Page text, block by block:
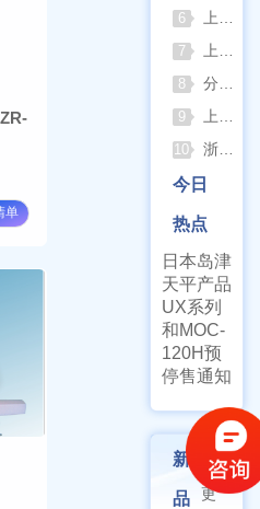
单
6 上海仪电吸光光度法和荧光分析法的异同
7 上海佑科GC-7860系列网络化气相色谱仪
8 分清生物安全柜与洁净工作台 苏州安泰科普两类设备差异
9 上海申安灭菌器外排、内排与干燥功能全解析
10 浙江孚夏：打造合规可靠的实验室洁净装备
今日
热点
日本岛津
天平产品
UX系列
和MOC-
120H预
停售通知
新
品
更